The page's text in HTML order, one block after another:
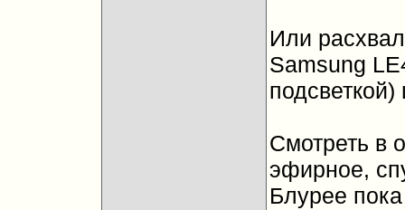
Или
Samsung
Смотреть в
эфирное,
Блурее